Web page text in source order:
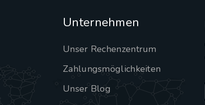
Unternehmen
Unser Rechenzentrum
Zahlungsmöglichkeiten
Unser Blog